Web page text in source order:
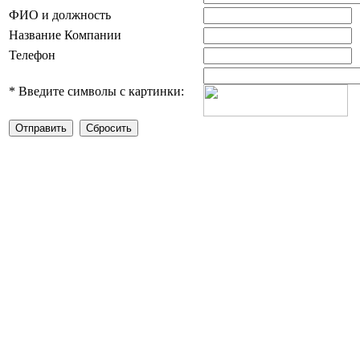
ФИО и должность
Название Компании
Телефон
* Введите символы с картинки: